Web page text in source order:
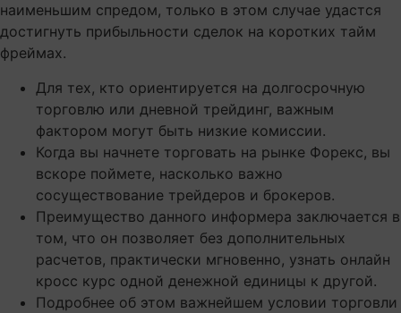
наименьшим спредом, только в этом случае удастся
достигнуть прибыльности сделок на коротких тайм
фреймах.
Для тех, кто ориентируется на долгосрочную
торговлю или дневной трейдинг, важным
фактором могут быть низкие комиссии.
Когда вы начнете торговать на рынке Форекс, вы
вскоре поймете, насколько важно
сосуществование трейдеров и брокеров.
Преимущество данного информера заключается в
том, что он позволяет без дополнительных
расчетов, практически мгновенно, узнать онлайн
кросс курс одной денежной единицы к другой.
Подробнее об этом важнейшем условии торговли